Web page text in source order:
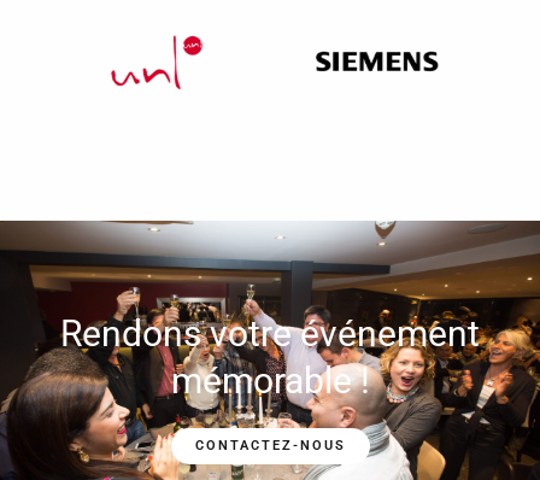
Rendons votre événement
mémorable !
CONTACTEZ-NOUS